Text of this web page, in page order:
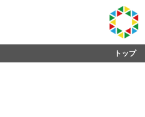
トップ